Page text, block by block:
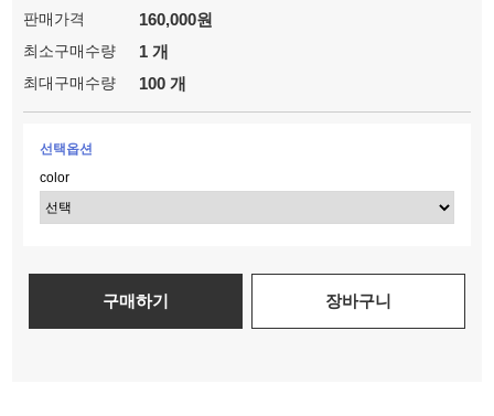
판매가격 160,000원
최소구매수량 1 개
최대구매수량 100 개
선택옵션
color